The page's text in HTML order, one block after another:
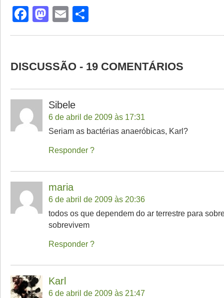
Facebook
Mastodon
Email
DISCUSSÃO - 19 COMENTÁRIOS
Sibele
6 de abril de 2009 às 17:31
Seriam as bactérias anaeróbicas, Karl?
Responder
maria
6 de abril de 2009 às 20:36
todos os que dependem do ar terrestre para
sobrevivem
Responder
Karl
6 de abril de 2009 às 21:47